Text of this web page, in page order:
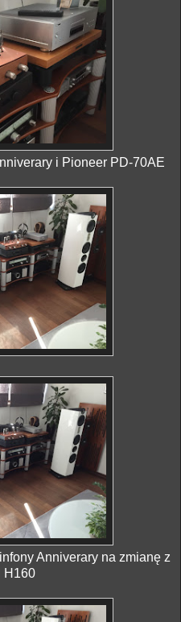
i Pioneer PD-70AE
Anniverary na zmianę z
H160